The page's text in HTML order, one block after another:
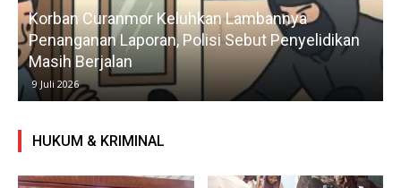
Korban Curanmor Keluhkan Lambannya
Penanganan Laporan, Polisi Sebut Penyelidikan
Masih Berjalan
9 Juli 2026
HUKUM & KRIMINAL